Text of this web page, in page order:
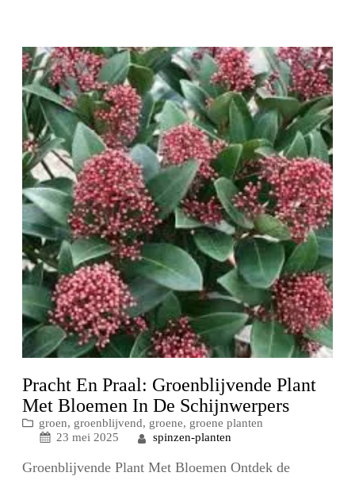
Pracht En Praal: Groenblijvende Plant
Met Bloemen In De Schijnwerpers
groen, groenblijvend, groene, groene planten
23 mei 2025
spinzen-planten
Groenblijvende Plant Met Bloemen Ontdek de